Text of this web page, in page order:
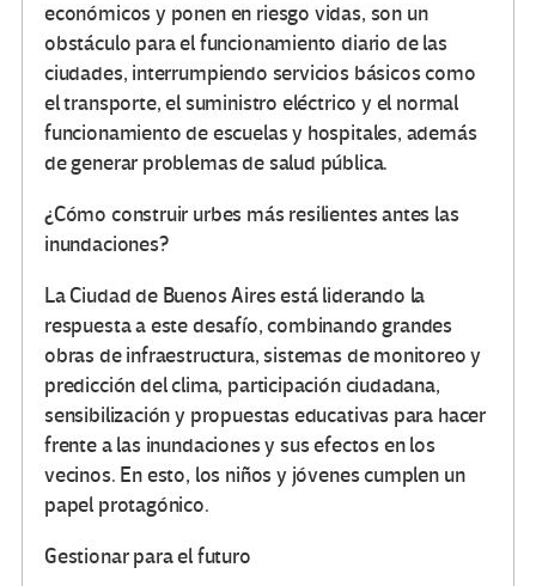
económicos y ponen en riesgo vidas, son un
obstáculo para el funcionamiento diario de las
ciudades, interrumpiendo servicios básicos como
el transporte, el suministro eléctrico y el normal
funcionamiento de escuelas y hospitales, además
de generar problemas de salud pública.
¿Cómo construir urbes más resilientes antes las
inundaciones?
La Ciudad de Buenos Aires está liderando la
respuesta a este desafío, combinando grandes
obras de infraestructura, sistemas de monitoreo y
predicción del clima, participación ciudadana,
sensibilización y propuestas educativas para hacer
frente a las inundaciones y sus efectos en los
vecinos. En esto, los niños y jóvenes cumplen un
papel protagónico.
Gestionar para el futuro